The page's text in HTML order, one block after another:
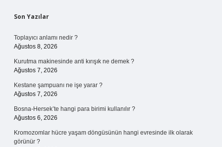
Sidebar
Son Yazılar
Toplayıcı anlamı nedir ?
Ağustos 8, 2026
Kurutma makinesinde anti kırışık ne demek ?
Ağustos 7, 2026
Kestane şampuanı ne işe yarar ?
Ağustos 7, 2026
Bosna-Hersek’te hangi para birimi kullanılır ?
Ağustos 6, 2026
Kromozomlar hücre yaşam döngüsünün hangi evresinde ilk olarak
görünür ?